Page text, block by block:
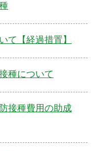
て【経過措置】
種について
接種費用の助成